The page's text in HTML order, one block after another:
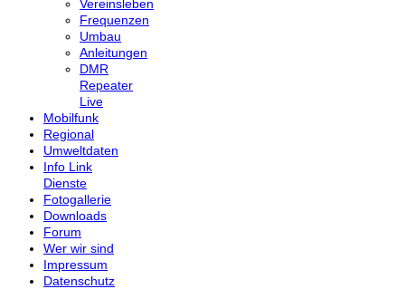
Vereinsleben
Frequenzen
Umbau
Anleitungen
DMR
Repeater
Live
Mobilfunk
Regional
Umweltdaten
Info Link
Dienste
Fotogallerie
Downloads
Forum
Wer wir sind
Impressum
Datenschutz